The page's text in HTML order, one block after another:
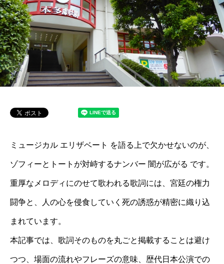
ミュージカル エリザベート を語る上で欠かせないのが、
ゾフィーとトートが対峙するナンバー 闇が広がる です。
重厚なメロディにのせて歌われる歌詞には、宮廷の権力
闘争と、人の心を侵食していく死の誘惑が精密に織り込
まれています。
本記事では、歌詞そのものを丸ごと掲載することは避け
つつ、場面の流れやフレーズの意味、歴代日本公演での